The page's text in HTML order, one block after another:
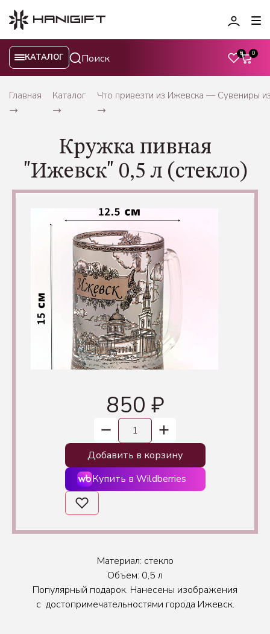
КАТАЛОГ 0 0
Главная Каталог Что привезти из Ижевска — Сувениры
Кружка пивная
"Ижевск" 0,5 л (стекло)
850 ₽
Добавить в корзину
Купить в Wildberries
Материал: стекло
Объем: 0,5 л
Популярный подарок. Нанесены изображения
с достопримечательностями города Ижевск.